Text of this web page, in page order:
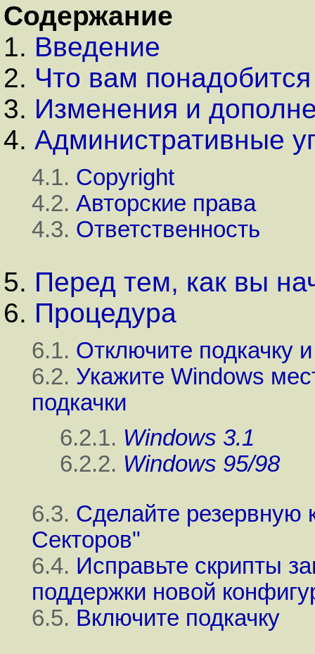
Содержание
1. Введение
2. Что вам понадобится
3. Изменения и
4. Административные
4.1. Copyright
4.2. Авторские права
4.3. Ответственность
5. Перед тем, как вы
6. Процедура
6.1. Отключите подкачку
6.2. Укажите Windows
подкачки
6.2.1. Windows 3.1
6.2.2. Windows 95/98
6.3. Сделайте
Секторов"
6.4. Исправьте скрипты
поддержки новой
6.5. Включите подкачку